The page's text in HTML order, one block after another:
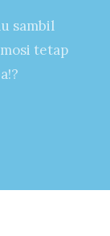
sambil
tetap